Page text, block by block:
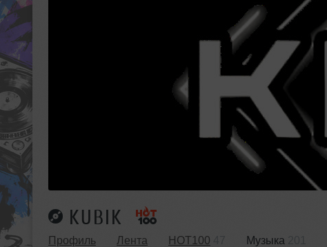
KUBIK
Профиль Лента HOT100 Музыка